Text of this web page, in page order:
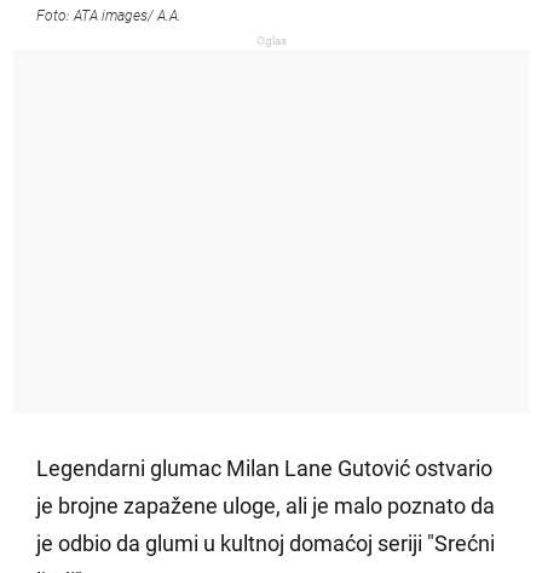
Foto: ATA images/ A.A.
Oglas
Legendarni glumac Milan Lane Gutović ostvario
je brojne zapažene uloge, ali je malo poznato da
je odbio da glumi u kultnoj domaćoj seriji "Srećni